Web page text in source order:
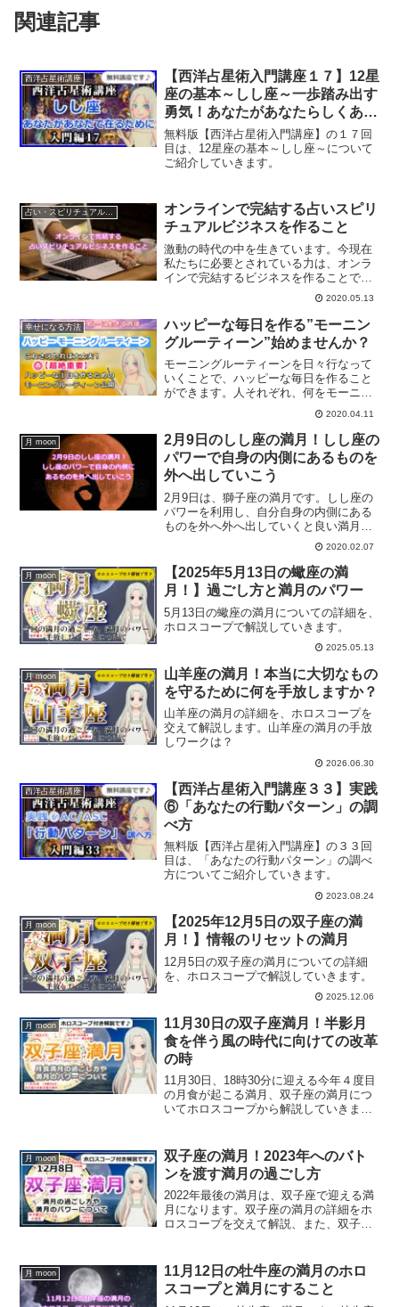
関連記事
西洋占星術講座
【西洋占星術入門講座１７】12星
座の基本～しし座～一歩踏み出す
勇気！あなたがあなたらしくある
ことを教えてくれる星座
無料版【西洋占星術入門講座】の１７回
目は、12星座の基本～しし座～について
ご紹介していきます。
オンラインで完結する占いスピリ
チュアルビジネスを作ること
激動の時代の中を生きています。今現在
私たちに必要とされている力は、オンラ
インで完結するビジネスを作ることで
す。オンラインで占いスピリチュアルビ
ジネスを作っていく事について解説して
いきます。
2020.05.13
幸せになる方法
ハッピーな毎日を作る”モーニン
グルーティーン”始めませんか？
モーニングルーティーンを日々行なって
いくことで、ハッピーな毎日を作ること
ができます。人それぞれ、何をモーニン
グルーティーンにするかは異なります。
これならしたい、続けたいと思えること
を毎日の朝のルーティーンにし、ハッピ
ーな毎日をクリエイトしていきません
か？
2020.04.11
月 moon
2月9日のしし座の満月！しし座の
パワーで自身の内側にあるものを
外へ出していこう
2月9日は、獅子座の満月です。しし座の
パワーを利用し、自分自身の内側にある
ものを外へ外へ出していくと良い満月に
なります。獅子座の満月にすると良いこ
2020.02.07
月 moon
【2025年5月13日の蠍座の満
月！】過ごし方と満月のパワー
5月13日の蠍座の満月についての詳細を、
ホロスコープで解説していきます。
2025.05.13
月 moon
山羊座の満月！本当に大切なもの
を守るために何を手放しますか？
山羊座の満月の詳細を、ホロスコープを
交えて解説します。山羊座の満月の手放
しワークは？
2026.06.30
西洋占星術講座
【西洋占星術入門講座３３】実践
⑥「あなたの行動パターン」の調
べ方
無料版【西洋占星術入門講座】の３３回
目は、「あなたの行動パターン」の調べ
方についてご紹介していきます。
2023.08.24
月 moon
【2025年12月5日の双子座の満
月！】情報のリセットの満月
12月5日の双子座の満月についての詳細
を、ホロスコープで解説していきます。
2025.12.06
月 moon
11月30日の双子座満月！半影月
食を伴う風の時代に向けての改革
の時
11月30日、18時30分に迎える今年４度目
の月食が起こる満月、双子座の満月につ
いてホロスコープから解説していきま
いて解説していきます。
月 moon
双子座の満月！2023年へのバト
ンを渡す満月の過ごし方
2022年最後の満月は、双子座で迎える満
月になります。双子座の満月の詳細をホ
ロスコープを交えて解説、また、双子座
月 moon
11月12日の牡牛座の満月のホロ
スコープと満月にすること